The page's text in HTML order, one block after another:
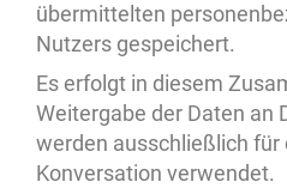
übermittelten
Nutzers gespeichert.
Es erfolgt in diesem
Weitergabe der Daten an
werden ausschließlich für
Konversation verwendet.